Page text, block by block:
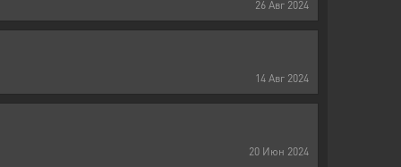
26 Авг 2024
14 Авг 2024
20 Июн 2024